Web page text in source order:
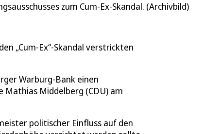
zum Cum-Ex-Skandal. (Archivbild)
„Cum-Ex“-Skandal verstrickten
Warburg-Bank einen
Mathias Middelberg (CDU) am
politischer Einfluss auf den